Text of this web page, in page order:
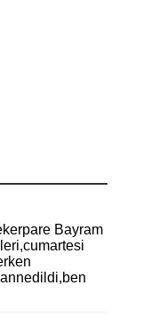
Bayram